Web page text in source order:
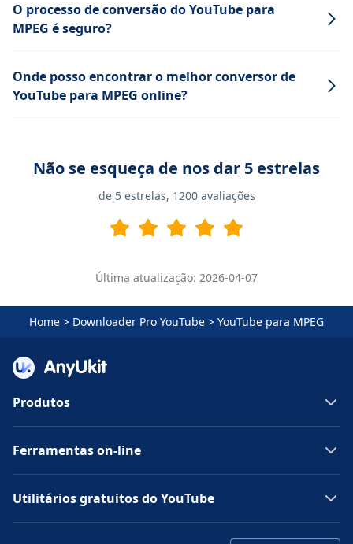
O processo de conversão do YouTube para
MPEG é seguro?
Onde posso encontrar o melhor conversor de
YouTube para MPEG online?
Não se esqueça de nos dar 5 estrelas
de 5 estrelas, 1200avaliações
Última atualização: 2026-04-07
Home > Downloader Pro YouTube > YouTube para MPEG
Produtos
Ferramentas on-line
Utilitários gratuitos do YouTube